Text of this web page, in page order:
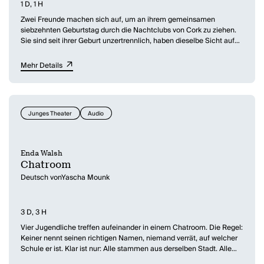
1 D, 1 H
Zwei Freunde machen sich auf, um an ihrem gemeinsamen
siebzehnten Geburtstag durch die Nachtclubs von Cork zu ziehen.
Sie sind seit ihrer Geburt unzertrennlich, haben dieselbe Sicht auf
sie sich trennen, und wer von den beiden überleben wird, hängt
davon ab, wem es gelingt, sich zu lösen.
Mehr Details
Junges Theater Audio
Enda Walsh
Chatroom
Deutsch vonYascha Mounk
3 D, 3 H
Vier Jugendliche treffen aufeinander in einem Chatroom. Die Regel:
Keiner nennt seinen richtigen Namen, niemand verrät, auf welcher
Schule er ist. Klar ist nur: Alle stammen aus derselben Stadt. Alle